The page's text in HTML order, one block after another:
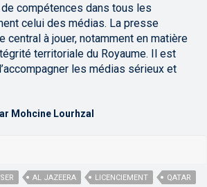
compétences dans tous les
celui des médias. La presse
central à jouer, notamment en matière
territoriale du Royaume. Il est
les médias sérieux et
Mohcine Lourhzal
AL JAZEERA LICENCIEMENT
QATAR